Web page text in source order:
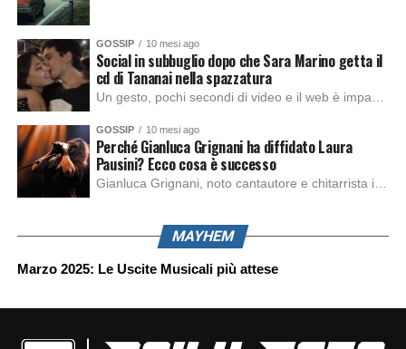
GOSSIP 10 mesi ago
Social in subbuglio dopo che Sara Marino getta il
cd di Tananai nella spazzatura
GOSSIP 10 mesi ago
Perché Gianluca Grignani ha diffidato Laura
Pausini? Ecco cosa è successo
MAYHEM
Marzo 2025: Le Uscite Musicali più attese